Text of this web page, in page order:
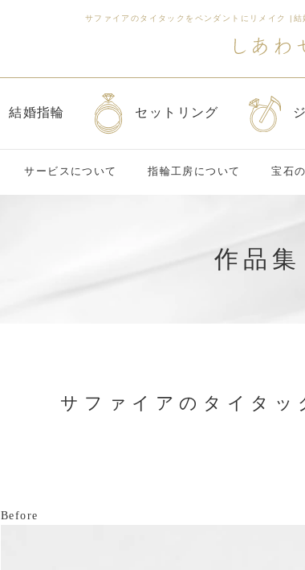
サファイアのタイタックをペンダントにリメイク | 結
結婚指輪 セットリング
サービスについて 指輪工房について 宝石
作品
サファイアのタイタ
Before